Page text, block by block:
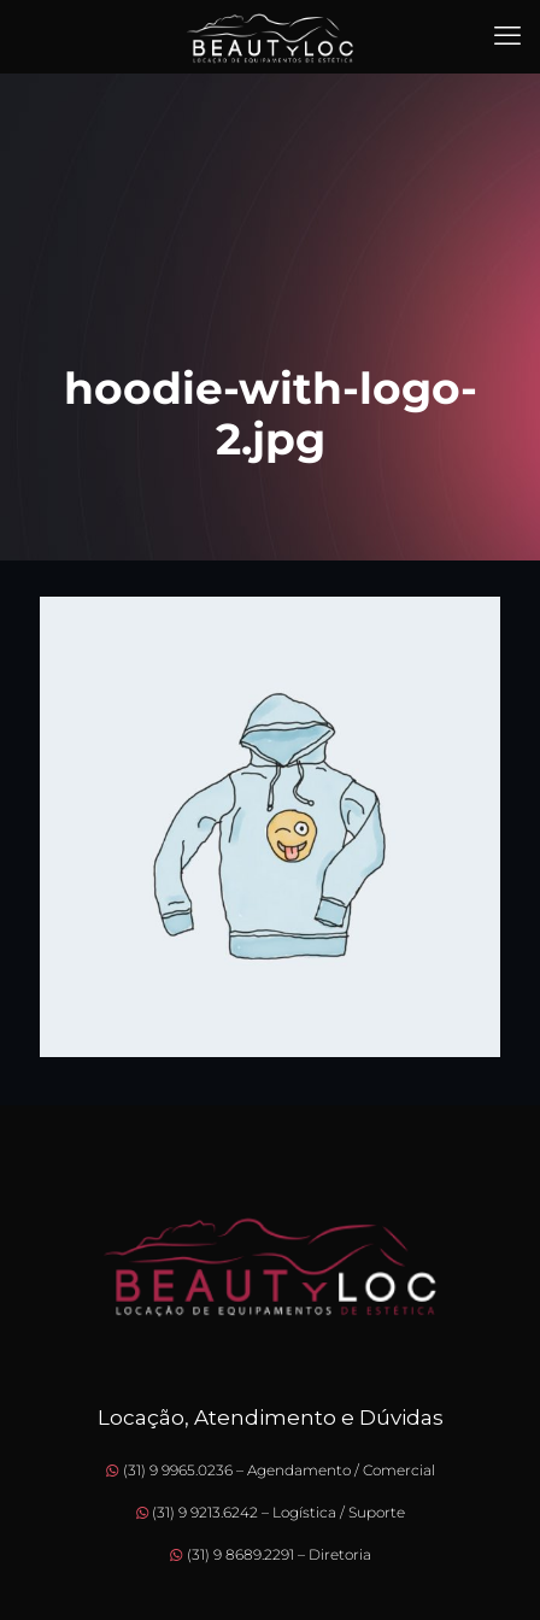
hoodie-with-logo-
2.jpg
Locação, Atendimento e Dúvidas
(31) 9 9965.0236 – Agendamento / Comercial
(31) 9 9213.6242 – Logística / Suporte
(31) 9 8689.2291 – Diretoria